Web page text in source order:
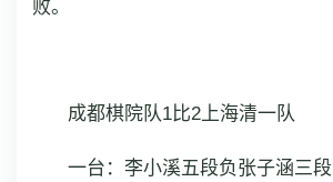
败。
成都棋院队1比2上海清一队
一台：李小溪五段负张子涵三段